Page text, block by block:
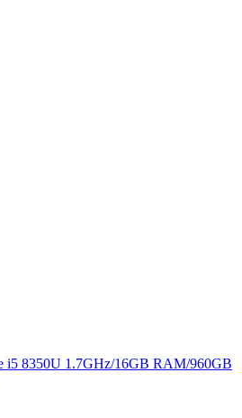
i5 8350U 1.7GHz/16GB RAM/960GB